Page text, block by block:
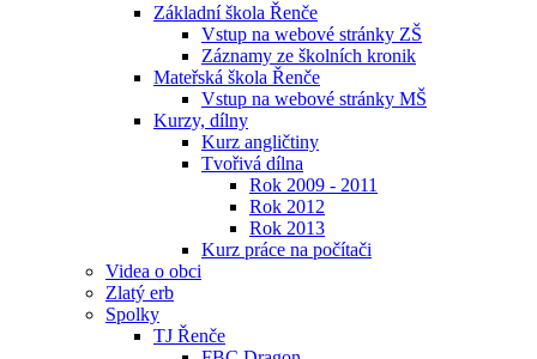
Základní škola Řenče
Vstup na webové stránky ZŠ
Záznamy ze školních kronik
Mateřská škola Řenče
Vstup na webové stránky MŠ
Kurzy, dílny
Kurz angličtiny
Tvořivá dílna
Rok 2009 - 2011
Rok 2012
Rok 2013
Kurz práce na počítači
Videa o obci
Zlatý erb
Spolky
TJ Řenče